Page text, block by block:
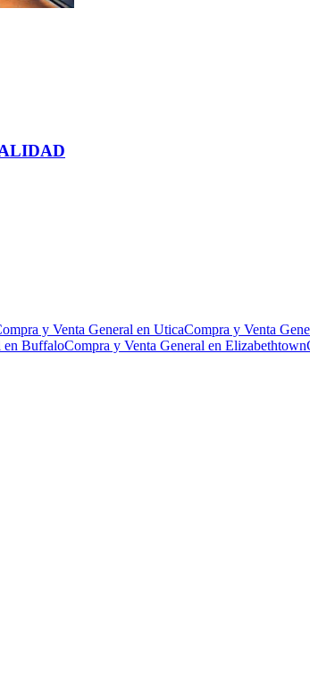
y Venta General en UticaCompra y Venta
en BuffaloCompra y Venta General en Elizabethtown